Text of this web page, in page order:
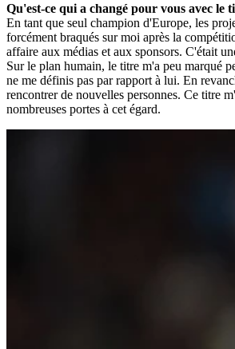
Qu'est-ce qui a changé pour vous avec le
En tant que seul champion d'Europe, les
forcément braqués sur moi après la
affaire aux médias et aux sponsors. C'était
Sur le plan humain, le titre m'a peu marqué
ne me définis pas par rapport à lui. En
rencontrer de nouvelles personnes. Ce titre
nombreuses portes à cet égard.